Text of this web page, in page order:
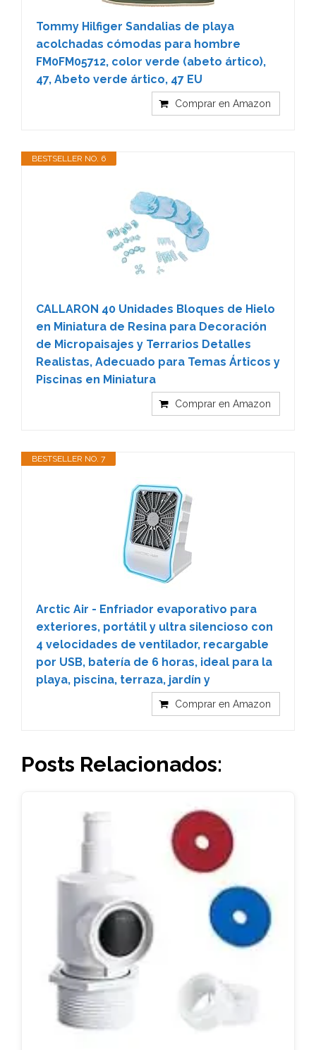
Tommy Hilfiger Sandalias de playa
acolchadas cómodas para hombre
FM0FM05712, color verde (abeto ártico),
47, Abeto verde ártico, 47 EU
Comprar en Amazon
BESTSELLER NO. 6
CALLARON 40 Unidades Bloques de Hielo
en Miniatura de Resina para Decoración
de Micropaisajes y Terrarios Detalles
Realistas, Adecuado para Temas Árticos y
Piscinas en Miniatura
Comprar en Amazon
BESTSELLER NO. 7
Arctic Air - Enfriador evaporativo para
exteriores, portátil y ultra silencioso con
4 velocidades de ventilador, recargable
por USB, batería de 6 horas, ideal para la
playa, piscina, terraza, jardín y
Comprar en Amazon
Posts Relacionados: